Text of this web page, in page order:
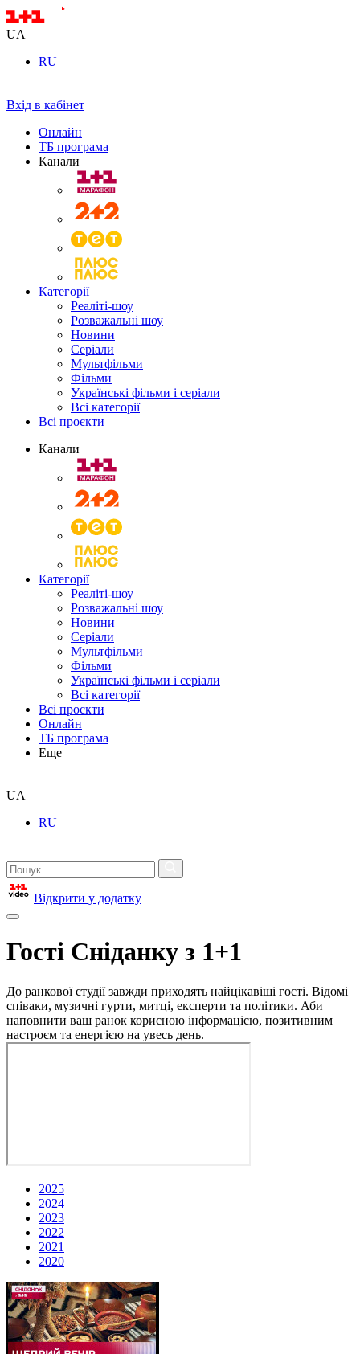
UA
RU
Вхід в кабінет
Онлайн
ТБ програма
Канали
Категорії
Реаліті-шоу
Розважальні шоу
Новини
Серіали
Мультфільми
Фільми
Українські фільми і серіали
Всі категорії
Всі проєкти
Канали
Категорії
Реаліті-шоу
Розважальні шоу
Новини
Серіали
Мультфільми
Фільми
Українські фільми і серіали
Всі категорії
Всі проєкти
Онлайн
ТБ програма
Еще
UA
RU
Відкрити у додатку
Гості Сніданку з 1+1
До ранкової студії завжди приходять найцікавіші гості. Відомі
співаки, музичні гурти, митці, експерти та політики. Аби
наповнити ваш ранок корисною інформацією, позитивним
настроєм та енергією на увесь день.
2025
2024
2023
2022
2021
2020